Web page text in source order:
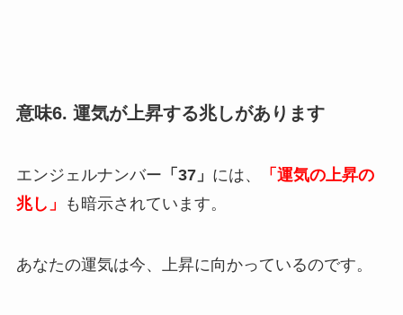
意味6. 運気が上昇する兆しがあります
エンジェルナンバー 「37」 には、
「運気の上昇の
兆し」
も暗示されています。
あなたの運気は今、上昇に向かっているのです。